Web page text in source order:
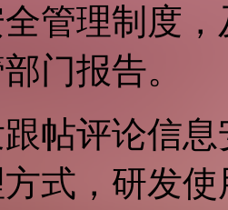
管理制度
门报告。
跟帖评论信
式，研发